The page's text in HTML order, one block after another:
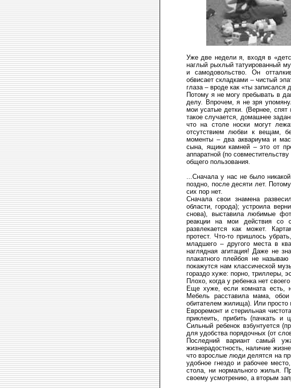
Уже две недели я, входя в
наглый рыхлый татуированный
и самодовольство. Он
обвисает складками – чистый
глаза – вроде как «ты записался
Потому я не могу пребывать в
делу. Впрочем, я не зря
мои усатые детки. (Вернее, спят
такое случается, домашнее
что на столе носки могут
отсутствием любви к вещам,
моменты – два аквариума и
сына, ящики камней – это от
аппаратной (по
общего пользования.
...Сначала у нас не было
поздно, после десяти лет.
сих пор нет.
Сначала свои знамена
области, города); устроила
снова), выставила любимые
реакции на мои действия со
развлекается как может.
протест. Что-то пришлось
младшего – другого места в
наглядная агитация! Даже не
плакатного плейбоя не
покажутся нам классической
гораздо хуже: порно, триллеры,
Плохо, когда у ребенка нет
Еще хуже, если комната есть,
Мебель расставила мама,
обитателем жилища). Или просто
Евроремонт и стерильная
приклеить, прибить (пачкать и
Сильный ребенок взбунтуется
для удобства порядочных (от
Последний вариант самый
жизнерадостность, наличие
что взрослые люди делятся на
удобное гнездо и рабочее
стола, ни нормального жилья.
своему усмотрению, а вторым